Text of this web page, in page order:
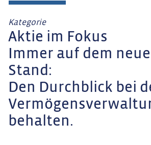
Kategorie
Aktie im Fokus
Immer auf dem
Stand:
Den Durchblick bei
behalten.